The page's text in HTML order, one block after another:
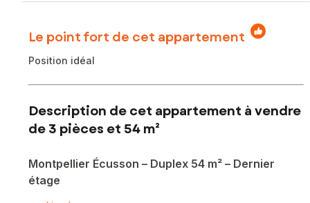
Le point fort de cet appartement
Position idéal
Description de cet appartement à vendre
de 3 pièces et 54 m²
Montpellier Écusson – Duplex 54 m² – Dernier
étage